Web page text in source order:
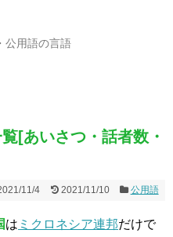
公用語の言語
[あいさつ・話者数・
11/4 2021/11/10 公用語
は ミクロネシア連邦だけで